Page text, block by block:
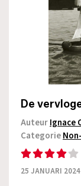
De
AuteurIgnace
Categorie
25 JANUARI 2024